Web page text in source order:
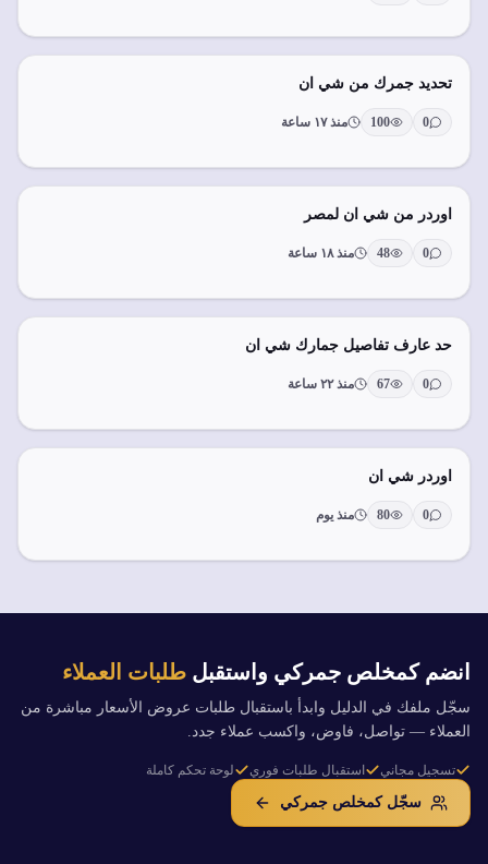
تحديد جمرك من شي ان
0
100 منذ ١٧ ساعة
اوردر من شي ان لمصر
0
48 منذ ١٨ ساعة
حد عارف تفاصيل جمارك شي ان
0
67 منذ ٢٢ ساعة
اوردر شي ان
0
80 منذ يوم
انضم كمخلص جمركي واستقبل طلبات العملاء
سجّل ملفك في الدليل وابدأ باستقبال طلبات عروض الأسعار مباشرة من
العملاء — تواصل، فاوض، واكسب عملاء جدد.
تسجيل مجاني استقبال طلبات فوري لوحة تحكم كاملة
سجّل كمخلص جمركي